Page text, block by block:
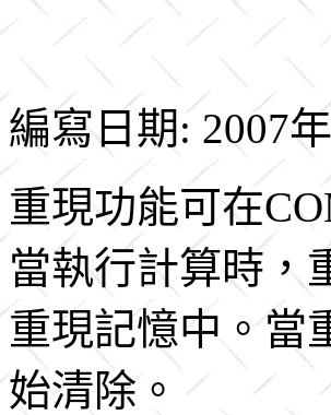
編寫日期: 2007
重現功能可在
當執行計算時，
重現記憶中。當
始清除。